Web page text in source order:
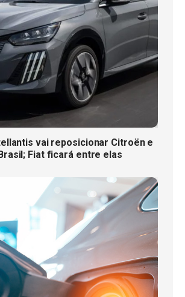
vai reposicionar Citroën e
Fiat ficará entre elas